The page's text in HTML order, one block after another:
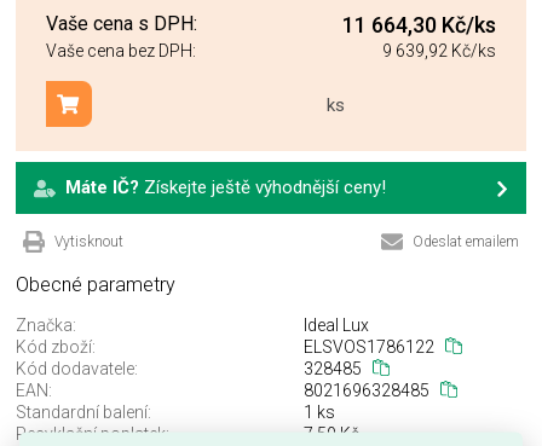
Vaše cena s DPH: 11 664,30 Kč/ks
Vaše cena bez DPH: 9 639,92 Kč/ks
ks
Přidat do košíku
Máte IČ? Získejte ještě výhodnější ceny!
Vytisknout Odeslat emailem
Obecné parametry
Značka:
Ideal Lux
Kód zboží:
ELSVOS1786122
Kód dodavatele:
328485
EAN:
8021696328485
Standardní balení:
1 ks
Recyklační poplatek:
7,50 Kč